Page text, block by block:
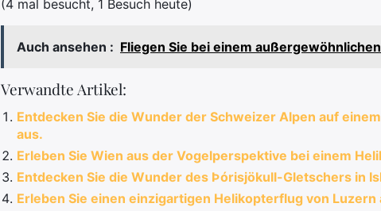
(4 mal besucht, 1 Besuch heute)
Auch ansehen : Fliegen Sie bei einem
Verwandte Artikel:
Entdecken Sie die Wunder der Schweizer Alpen auf
aus.
Erleben Sie Wien aus der Vogelperspektive bei einem
Entdecken Sie die Wunder des Þórisjökull-Gletschers in
Erleben Sie einen einzigartigen Helikopterflug von